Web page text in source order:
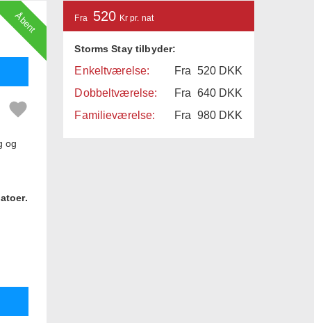
Åbent
og
som
Fra 520 Kr pr. nat
Storms Stay tilbyder:
Enkeltværelse: Fra 520 DKK
Dobbeltværelse:
Fra 640 DKK
Familieværelse:
Fra 980 DKK